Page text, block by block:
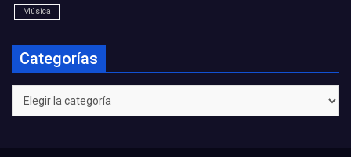
Música
Categorías
Categorías